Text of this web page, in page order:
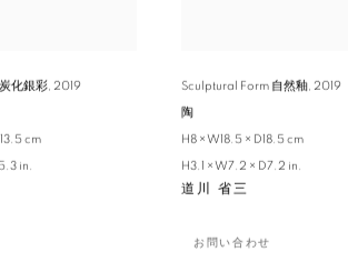
化銀彩 2019
cm
in.
Sculptural Form 自然釉 2019
陶
H8 × W18.5 × D18.5 cm
H3.1 × W7.2 × D7.2 in.
道川 省三
お問い合わせ